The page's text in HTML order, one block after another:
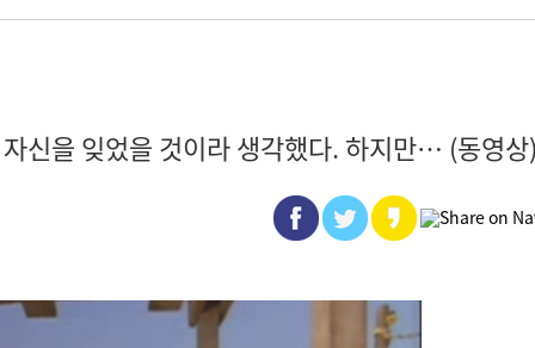
신을 잊었을 것이라 생각했다. 하지만… (동영상)